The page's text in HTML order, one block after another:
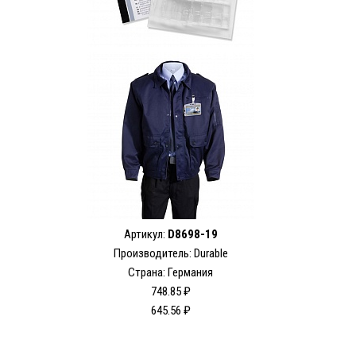
Артикул: D8698-19
Производитель: Durable
Страна: Германия
748.85 ₽
645.56 ₽